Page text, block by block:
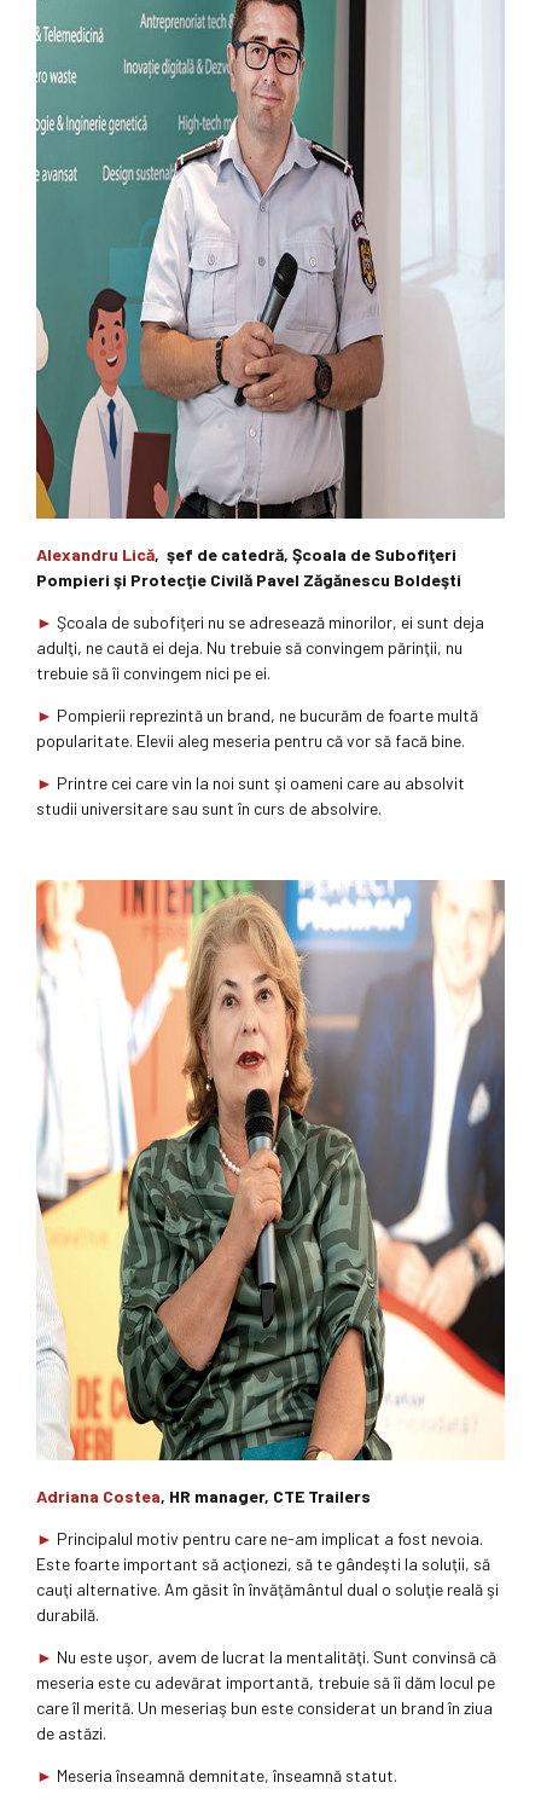
Alexandru Lică, şef de catedră, Şcoala de Subofiţeri
Pompieri şi Protecţie Civilă Pavel Zăgănescu Boldeşti
► Şcoala de subofiţeri nu se adresează minorilor, ei sunt deja
adulţi, ne caută ei deja. Nu trebuie să convingem părinţii, nu
trebuie să îi convingem nici pe ei.
► Pompierii reprezintă un brand, ne bucurăm de foarte multă
popularitate. Elevii aleg meseria pentru că vor să facă bine.
► Printre cei care vin la noi sunt şi oameni care au absolvit
studii universitare sau sunt în curs de absolvire.
Adriana Costea, HR manager, CTE Trailers
► Principalul motiv pentru care ne-am implicat a fost nevoia.
Este foarte important să acţionezi, să te gândeşti la soluţii, să
cauţi alternative. Am găsit în învăţământul dual o soluţie reală şi
durabilă.
► Nu este uşor, avem de lucrat la mentalităţi. Sunt convinsă că
meseria este cu adevărat importantă, trebuie să îi dăm locul pe
care îl merită. Un meseriaş bun este considerat un brand în ziua
de astăzi.
► Meseria înseamnă demnitate, înseamnă statut.